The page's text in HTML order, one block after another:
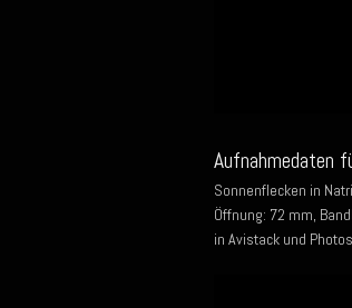
Aufnahmedaten
Sonnenflecken in
Öffnung: 72 mm,
in Avistack und